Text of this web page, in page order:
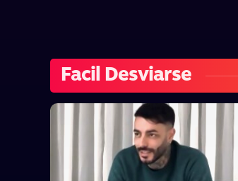
Facil Desviarse